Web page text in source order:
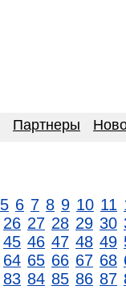
Партнеры
5 6 7 8 9 10 11
26 27 28 29 30
45 46 47 48 49
64 65 66 67 68
83 84 85 86 87